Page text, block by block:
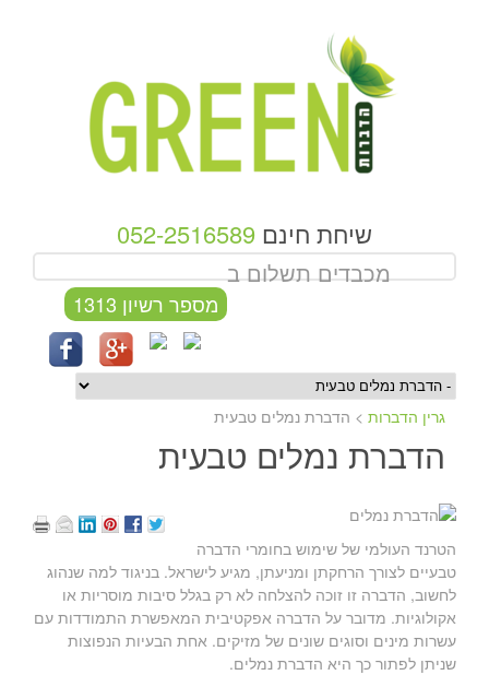
שיחת חינם 052-2516589
מכבדים תשלום ב
מספר רשיון 1313
גרין הדברות > הדברת נמלים טבעית
הדברת נמלים טבעית
הטרנד העולמי של שימוש בחומרי הדברה
טבעיים לצורך הרחקתן ומניעתן, מגיע לישראל. בניגוד למה שנהוג
לחשוב, הדברה זו זוכה להצלחה לא רק בגלל סיבות מוסריות או
אקולוגיות. מדובר על הדברה אפקטיבית המאפשרת התמודדות עם
עשרות מינים וסוגים שונים של מזיקים. אחת הבעיות הנפוצות
שניתן לפתור כך היא הדברת נמלים.